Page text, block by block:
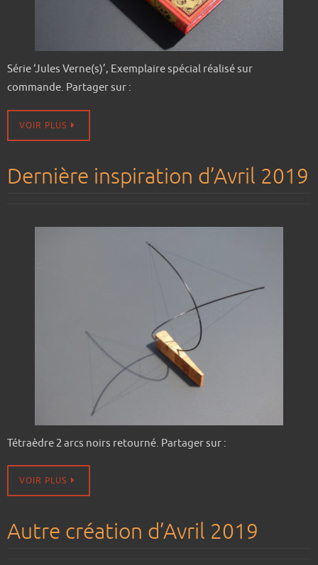
Série ‘Jules Verne(s)’, Exemplaire spécial réalisé sur
commande. Partager sur :
VOIR PLUS
Dernière inspiration d’Avril 2019
Tétraèdre 2 arcs noirs retourné. Partager sur :
VOIR PLUS
Autre création d’Avril 2019